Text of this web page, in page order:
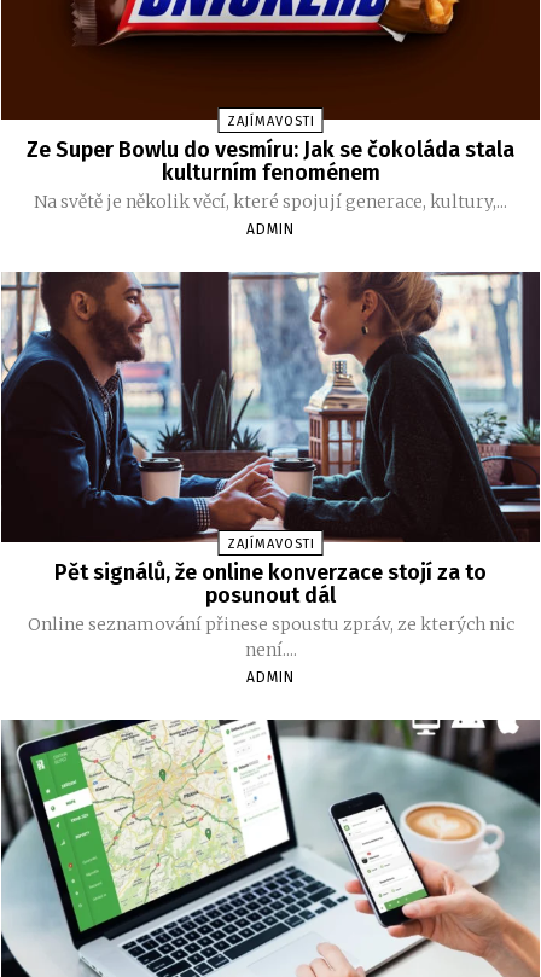
ZAJÍMAVOSTI
Ze Super Bowlu do vesmíru: Jak se čokoláda stala
kulturním fenoménem
Na světě je několik věcí, které spojují generace, kultury,...
ADMIN
ZAJÍMAVOSTI
Pět signálů, že online konverzace stojí za to
posunout dál
Online seznamování přinese spoustu zpráv, ze kterých nic
není....
ADMIN